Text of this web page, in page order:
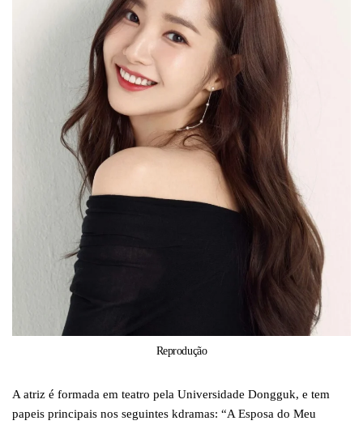
Reprodução
A atriz é formada em teatro pela Universidade Dongguk, e tem
papeis principais nos seguintes kdramas: “A Esposa do Meu